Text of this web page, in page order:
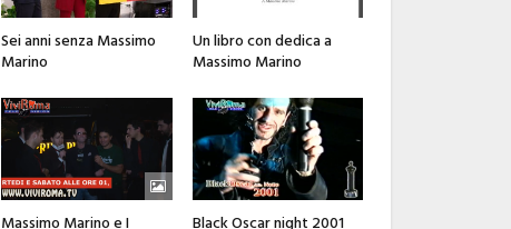
Sei anni senza Massimo
Marino
Un libro con dedica a
Massimo Marino
Massimo Marino e I
Black Oscar night 2001